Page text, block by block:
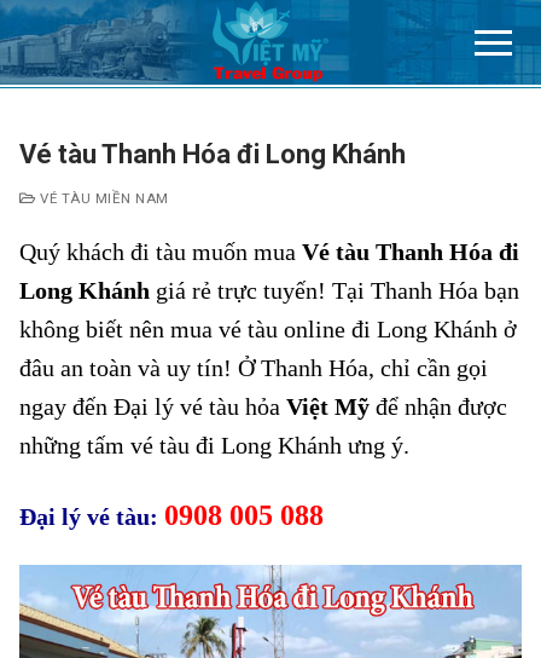
Chuyển
đến
nội
Vé tàu Thanh Hóa đi Long Khánh
VÉ TÀU MIỀN NAM
Quý khách đi tàu muốn mua Vé tàu Thanh Hóa đi
Long Khánh giá rẻ trực tuyến! Tại Thanh Hóa bạn
không biết nên mua vé tàu online đi Long Khánh ở
đâu an toàn và uy tín! Ở Thanh Hóa, chỉ cần gọi
ngay đến Đại lý vé tàu hỏa Việt Mỹ để nhận được
những tấm vé tàu đi Long Khánh ưng ý.
Đại lý vé tàu: 0908 005 088